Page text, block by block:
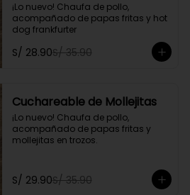
¡Lo nuevo! Chaufa de pollo,
acompañado de papas fritas y hot
dog frankfurter
S/ 28.90S/ 35.90
Cuchareable de Mollejitas
¡Lo nuevo! Chaufa de pollo,
acompañado de papas fritas y
mollejitas en trozos.
S/ 29.90S/ 35.90